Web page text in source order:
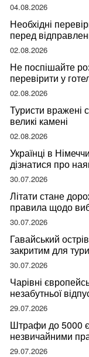
04.08.2026
Необхідні
перед
02.08.2026
Не поспішайте
перевірити у
мандрівниці
02.08.2026
Туристи вражені
великі камені
02.08.2026
Українці в
дізнатися про
30.07.2026
Літати стане
правила щодо
30.07.2026
Гавайський
закритим для
відвідувачів
30.07.2026
Чарівні
незабутньої
29.07.2026
Штрафи до 5000
незвичайними
правдою
29.07.2026